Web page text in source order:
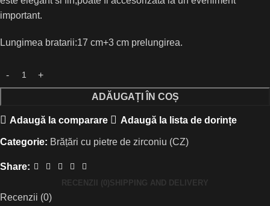
important.
Lungimea bratarii:17 cm+3 cm prelungirea.
ADĂUGAȚI ÎN COȘ
Adaugă la comparare Adaugă la lista de dorințe
Categorie: Brățări cu pietre de zirconiu (CZ)
Share:
RECENZII (0) SHIPPING AND DELIVERY
Recenzii (0)